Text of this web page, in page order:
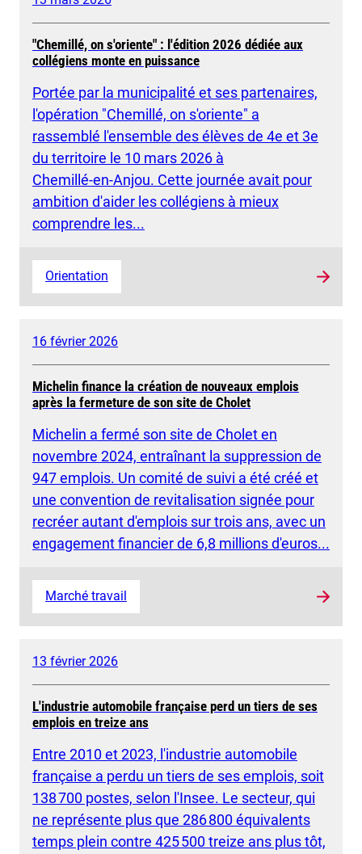
"Chemillé, on s'oriente" : l'édition 2026 dédiée aux
collégiens monte en puissance
Portée par la municipalité et ses partenaires,
l'opération "Chemillé, on s'oriente" a
rassemblé l'ensemble des élèves de 4e et 3e
du territoire le 10 mars 2026 à
Chemillé‑en‑Anjou. Cette journée avait pour
ambition d'aider les collégiens à mieux
comprendre les...
Orientation
16 février 2026
Michelin finance la création de nouveaux emplois
après la fermeture de son site de Cholet
Michelin a fermé son site de Cholet en
novembre 2024, entraînant la suppression de
947 emplois. Un comité de suivi a été créé et
une convention de revitalisation signée pour
recréer autant d'emplois sur trois ans, avec un
engagement financier de 6,8 millions d'euros...
Marché travail
13 février 2026
L'industrie automobile française perd un tiers de ses
emplois en treize ans
Entre 2010 et 2023, l'industrie automobile
française a perdu un tiers de ses emplois, soit
138 700 postes, selon l'Insee. Le secteur, qui
ne représente plus que 286 800 équivalents
temps plein contre 425 500 treize ans plus tôt,